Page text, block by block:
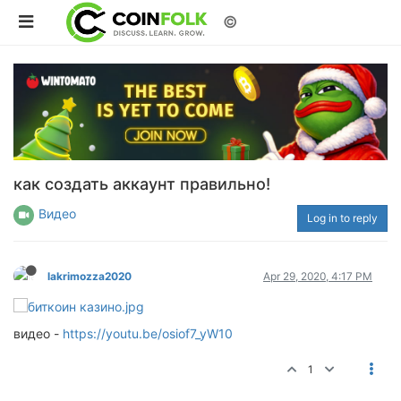
©
как создать аккаунт правильно!
Видео Log in to reply
lakrimozza2020 Apr 29, 2020, 4:17 PM
видео - https://youtu.be/osiof7_yW10
1